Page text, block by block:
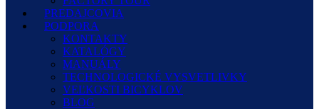
PREDAJCOVIA
PODPORA
KONTAKTY
KATALÓGY
MANUÁLY
TECHNOLOGICKÉ VYSVETLIVKY
VEĽKOSTI BICYKLOV
BLOG